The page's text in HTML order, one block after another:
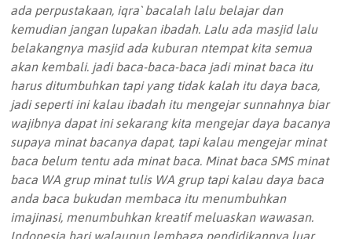
ada perpustakaan, iqra` bacalah lalu belajar dan
kemudian jangan lupakan ibadah. Lalu ada masjid lalu
belakangnya masjid ada kuburan ntempat kita semua
akan kembali. jadi baca-baca-baca jadi minat baca itu
harus ditumbuhkan tapi yang tidak kalah itu daya baca,
jadi seperti ini kalau ibadah itu mengejar sunnahnya biar
wajibnya dapat ini sekarang kita mengejar daya bacanya
supaya minat bacanya dapat, tapi kalau mengejar minat
baca belum tentu ada minat baca. Minat baca SMS minat
baca WA grup minat tulis WA grup tapi kalau daya baca
anda baca bukudan membaca itu menumbuhkan
imajinasi, menumbuhkan kreatif meluaskan wawasan.
Indonesia hari walaupun lembaga pendidikannya luar